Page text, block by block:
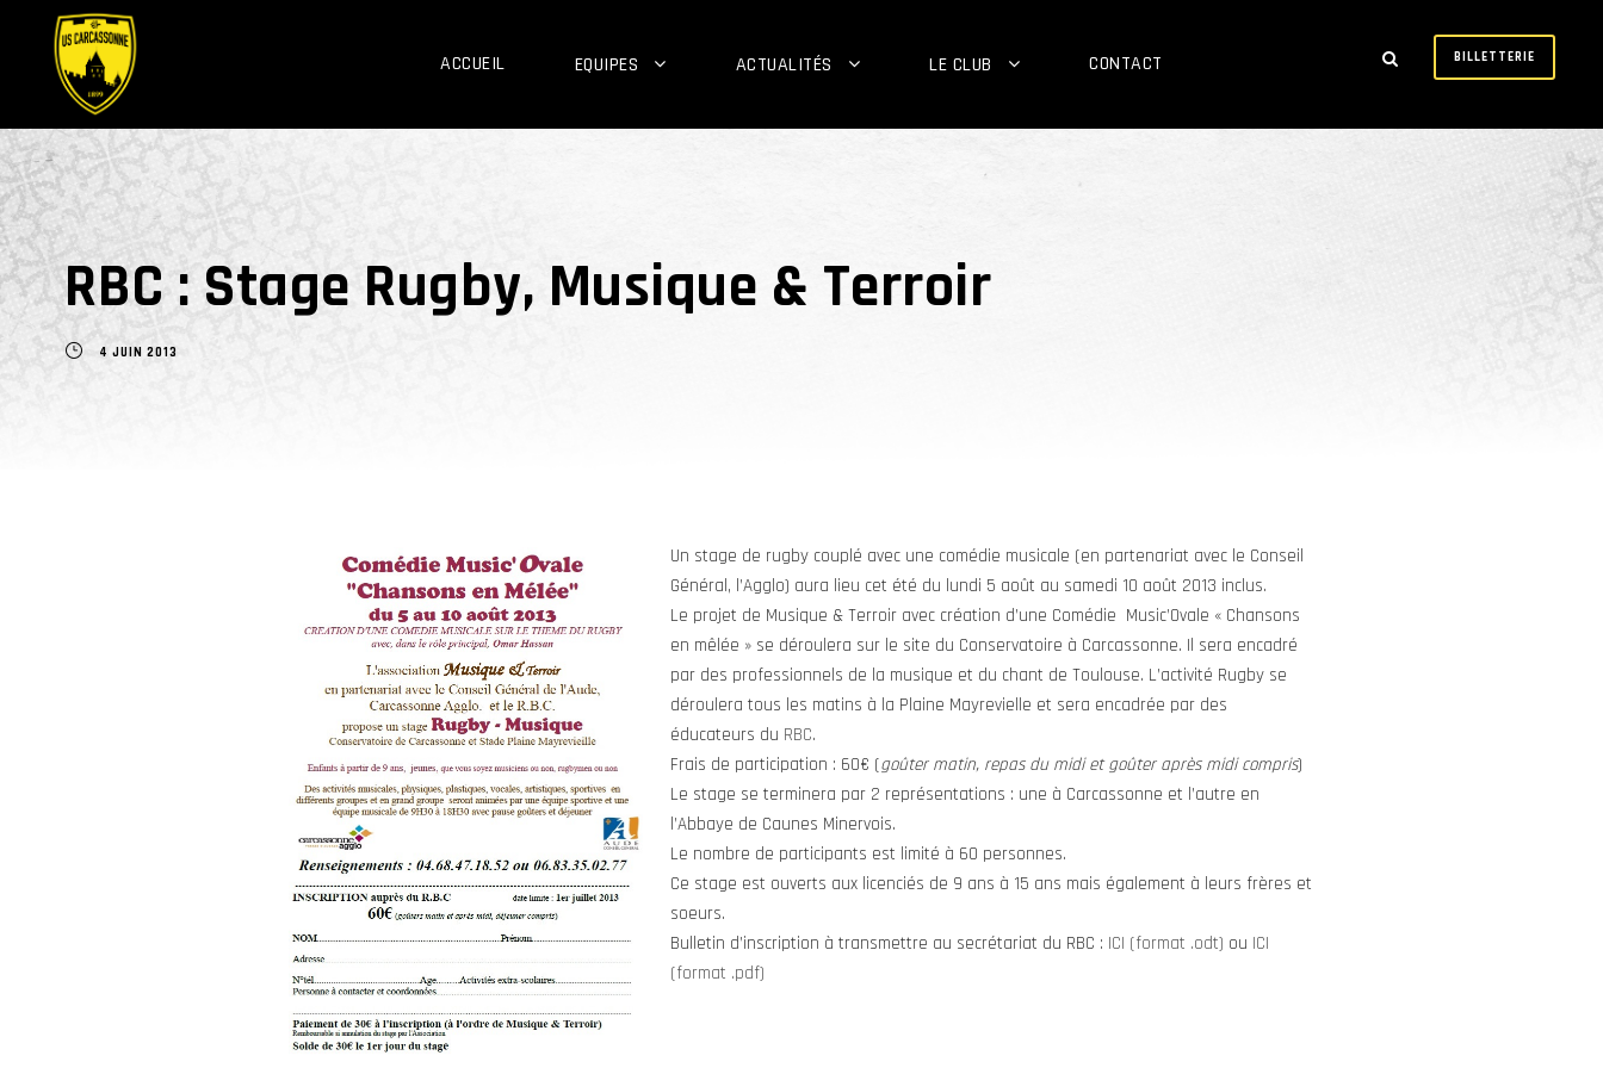
ACCUEIL EQUIPES ACTUALITÉS LE CLUB CONTACT BILLETTERIE
RBC : Stage Rugby, Musique & Terroir
4 JUIN 2013
Un stage de rugby couplé avec une comédie musicale (en partenariat avec le Conseil
Général, l’Agglo) aura lieu cet été du lundi 5 août au samedi 10 août 2013 inclus.
Le projet de Musique & Terroir avec création d’une Comédie Music’Ovale « Chansons
en mêlée » se déroulera sur le site du Conservatoire à Carcassonne. Il sera encadré
par des professionnels de la musique et du chant de Toulouse. L’activité Rugby se
déroulera tous les matins à la Plaine Mayrevielle et sera encadrée par des
éducateurs du RBC.
Frais de participation : 60€ (goûter matin, repas du midi et goûter après midi compris)
Le stage se terminera par 2 représentations : une à Carcassonne et l’autre en
l’Abbaye de Caunes Minervois.
Le nombre de participants est limité à 60 personnes.
Ce stage est ouverts aux licenciés de 9 ans à 15 ans mais également à leurs frères et
soeurs.
Bulletin d’inscription à transmettre au secrétariat du RBC : ICI (format .odt) ou ICI
(format .pdf)